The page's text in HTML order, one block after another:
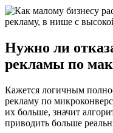
Нужно ли
рекламы по
Кажется логичным
рекламу по
их больше, значит
приводить больше